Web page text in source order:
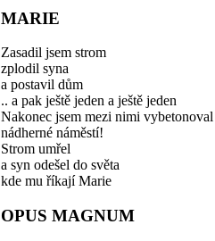
MARIE
Zasadil jsem strom
zplodil syna
a postavil dům
.. a pak ještě jeden a ještě jeden
Nakonec jsem mezi nimi vybetonoval
nádherné náměstí!
Strom umřel
a syn odešel do světa
kde mu říkají Marie
OPUS MAGNUM